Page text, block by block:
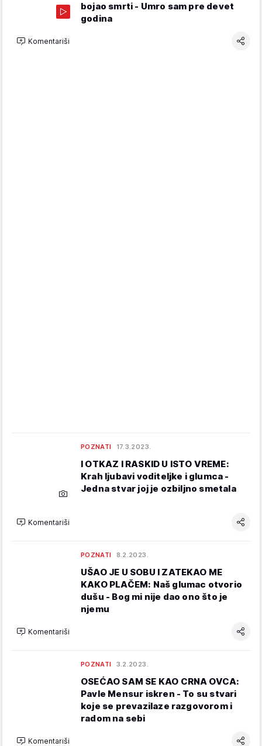
bojao smrti - Umro sam pre devet
godina
Komentariši
POZNATI 17.3.2023.
I OTKAZ I RASKID U ISTO VREME:
Krah ljubavi voditeljke i glumca -
Jedna stvar joj je ozbiljno smetala
Komentariši
POZNATI 8.2.2023.
UŠAO JE U SOBU I ZATEKAO ME
KAKO PLAČEM: Naš glumac otvorio
dušu - Bog mi nije dao ono što je
njemu
Komentariši
POZNATI 3.2.2023.
OSEĆAO SAM SE KAO CRNA OVCA:
Pavle Mensur iskren - To su stvari
koje se prevazilaze razgovorom i
radom na sebi
Komentariši